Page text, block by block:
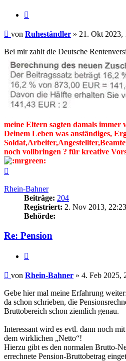
Beitrag
von Ruheständler » 21. Okt 2023,
Bei mir zahlt die Deutsche
meine Eltern sagten damals immer
Deinem Leben was anständiges,
noch vollbringen ? für kreative
Rhein-Bahner
Beiträge: 204
Registriert: 2. Nov 2013, 22:23
Behörde:
Re: Pension
Beitrag
von Rhein-Bahner » 4. Feb 2025,
Gebe hier mal meine Erfahrung
da schon schrieben, die
Bruttobereich schon ziemlich genau.
Interessant wird es evtl. dann noch
dem wirklichen „Netto“!
Hierzu gibt es den normalen Brutto-
errechnete Pension-Bruttobetrag